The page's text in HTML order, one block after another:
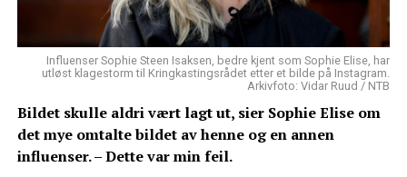
Influenser Sophie Steen Isaksen, bedre kjent som Sophie Elise, har
utløst klagestorm til Kringkastingsrådet etter et bilde på Instagram.
Arkivfoto: Vidar Ruud / NTB
Bildet skulle aldri vært lagt ut, sier Sophie Elise om
det mye omtalte bildet av henne og en annen
influenser. – Dette var min feil.